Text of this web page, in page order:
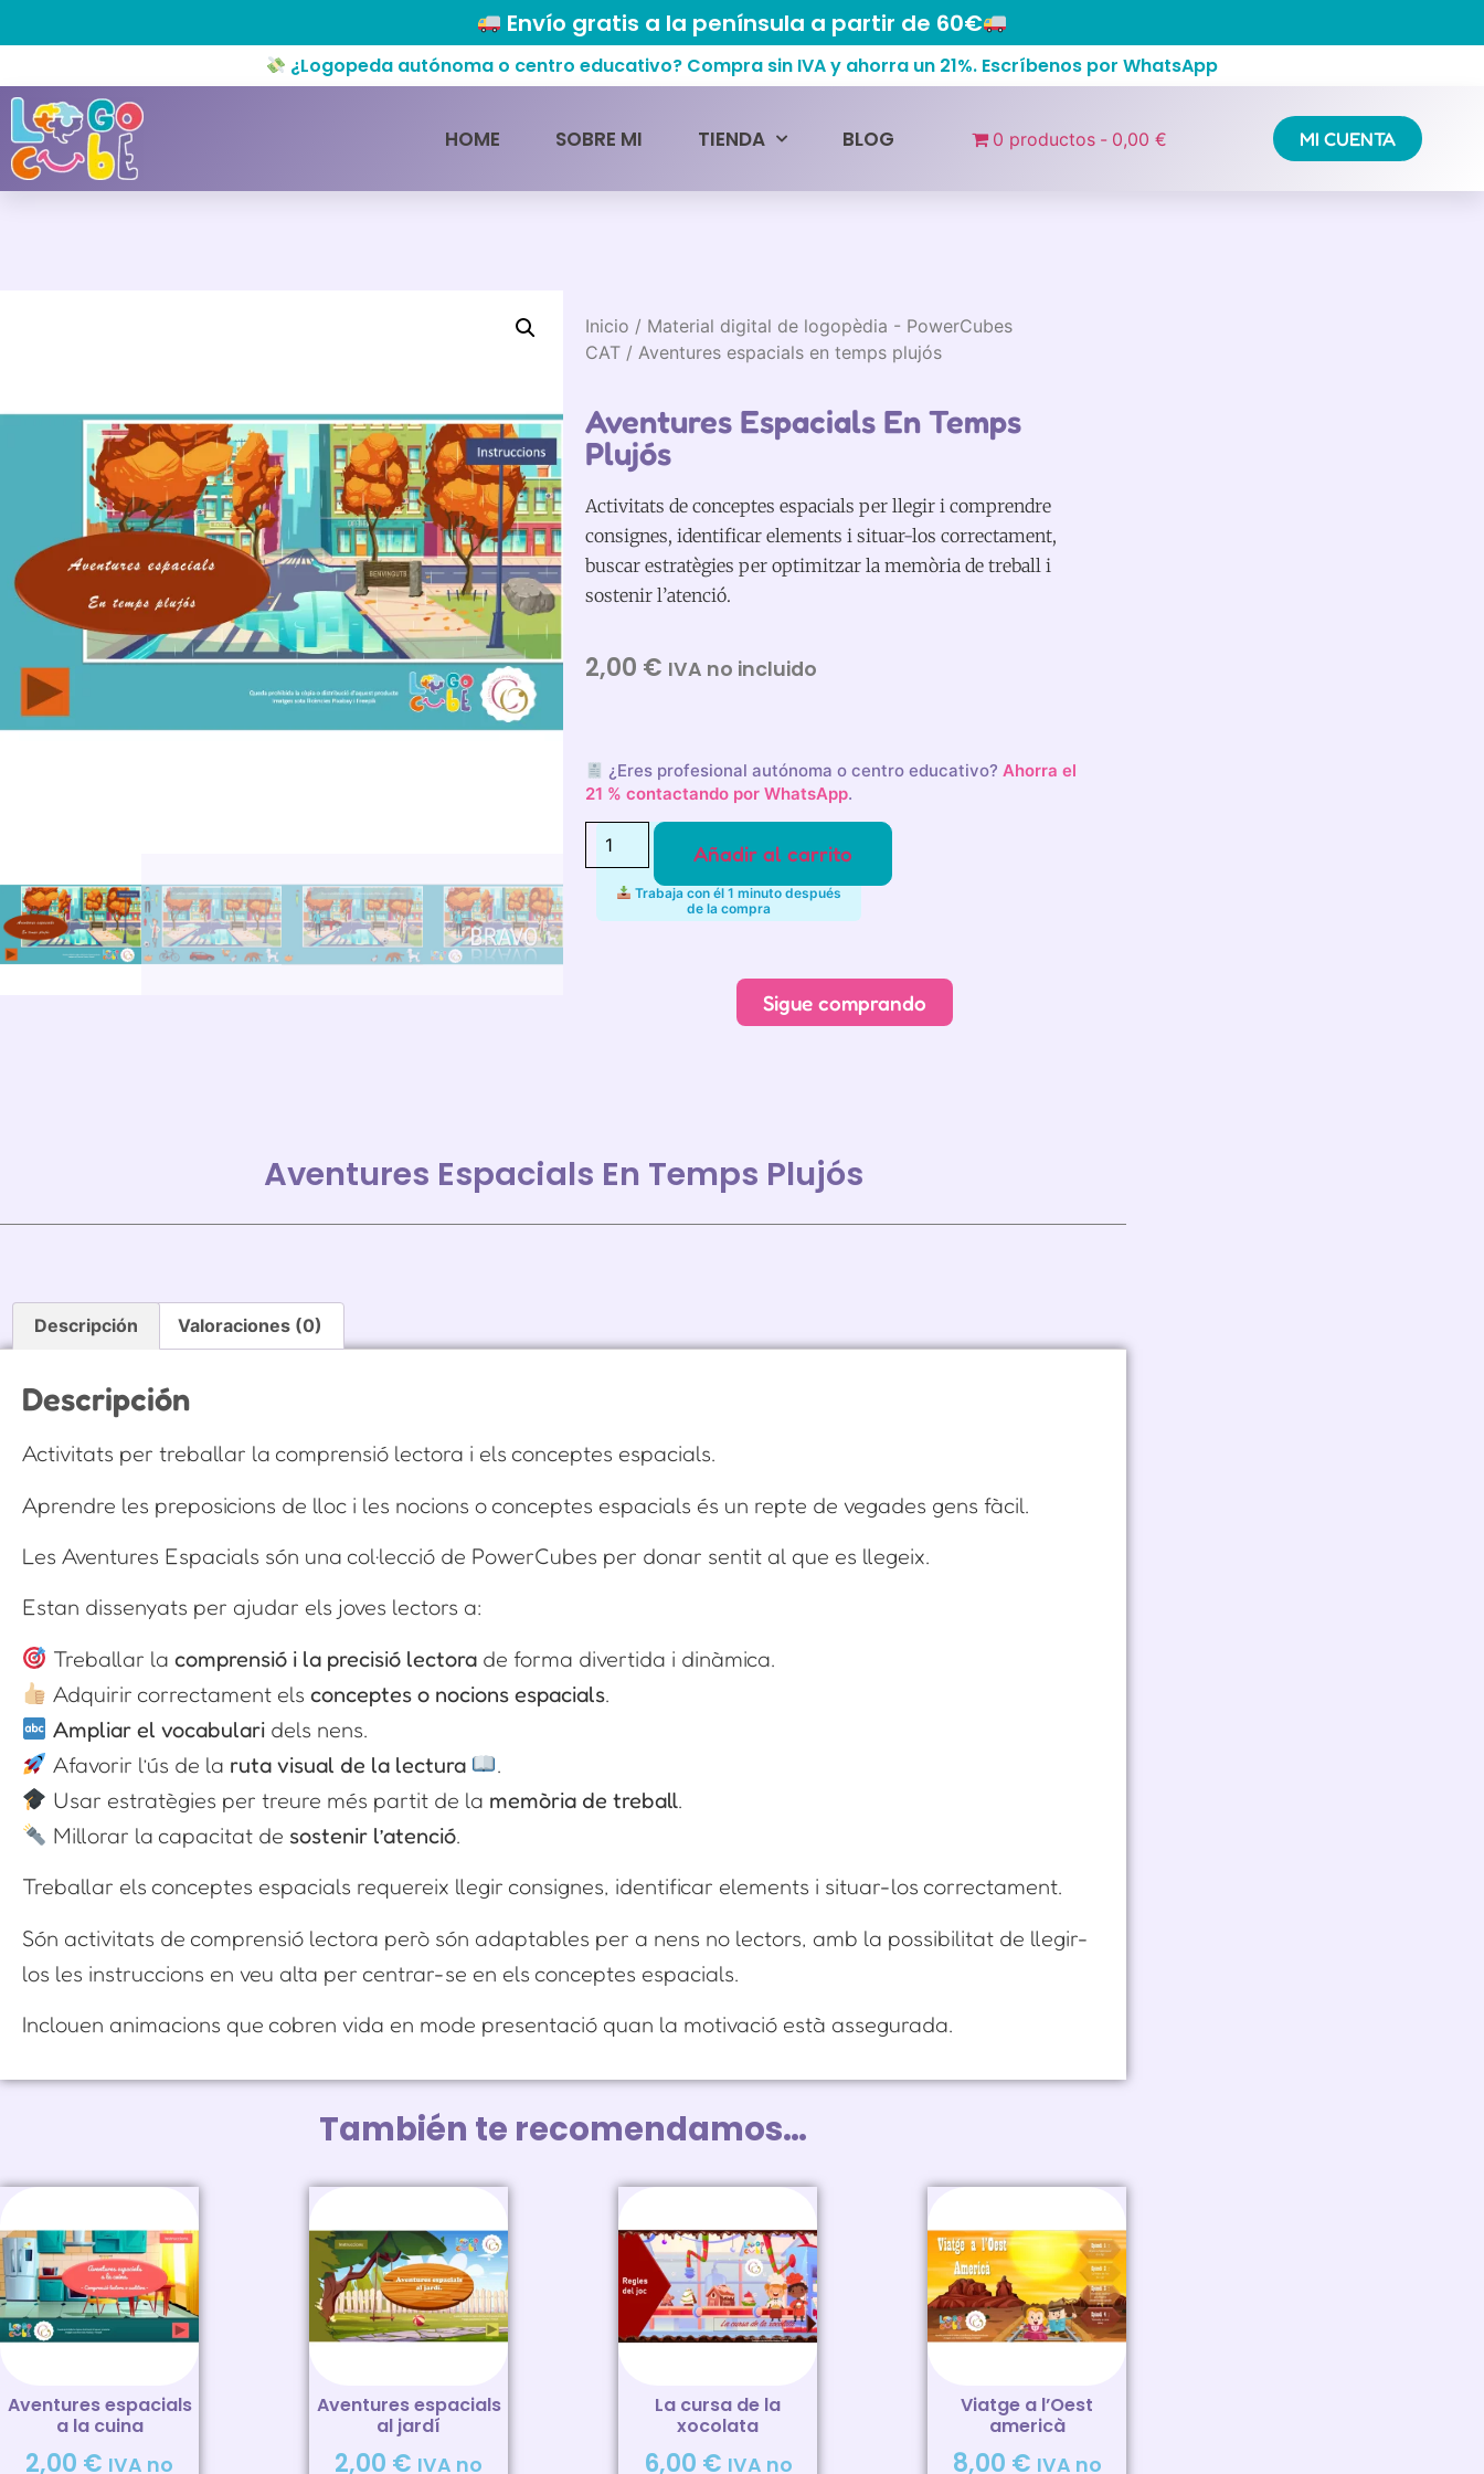
Envío gratis a la península a partir de 60€
¿Logopeda autónoma o centro educativo? Compra sin IVA y ahorra un 21%. Escríbenos por WhatsApp
HOME SOBRE MI TIENDA BLOG 0 productos 0,00 € MI CUENTA
Inicio / Material digital de logopèdia - PowerCubes
CAT / Aventures espacials en temps plujós
Aventures Espacials En Temps
Plujós
Activitats de conceptes espacials per llegir i comprendre
consignes, identificar elements i situar-los correctament,
buscar estratègies per optimitzar la memòria de treball i
sostenir l’atenció.
2,00 € IVA no incluido
¿Eres profesional autónoma o centro educativo?Ahorra el
21 % contactando por WhatsApp.
Añadir al carrito
Trabaja con él 1 minuto después
de la compra
Sigue comprando
Aventures Espacials En Temps Plujós
Descripción Valoraciones (0)
Descripción
Activitats per treballar la comprensió lectora i els conceptes espacials.
Aprendre les preposicions de lloc i les nocions o conceptes espacials és un repte de vegades gens fàcil.
Les Aventures Espacials són una col·lecció de PowerCubes per donar sentit al que es llegeix.
Estan dissenyats per ajudar els joves lectors a:
Treballar la comprensió i la precisió lectorade forma divertida i dinàmica.
Adquirir correctament els conceptes o nocions espacials.
Ampliar el vocabularidels nens.
Afavorir l’ús de la ruta visual de la lectura
.
Usar estratègies per treure més partit de la memòria de treball.
Millorar la capacitat de sostenir l’atenció.
Treballar els conceptes espacials requereix llegir consignes, identificar elements i situar-los correctament.
Són activitats de comprensió lectora però són adaptables per a nens no lectors, amb la possibilitat de llegir-
los les instruccions en veu alta per centrar-se en els conceptes espacials.
Inclouen animacions que cobren vida en mode presentació quan la motivació està assegurada.
También te recomendamos…
Aventures espacials
a la cuina
2,00 € IVA no
Aventures espacials
al jardí
2,00 € IVA no
La cursa de la
xocolata
6,00 € IVA no
Viatge a l’Oest
americà
8,00 € IVA no